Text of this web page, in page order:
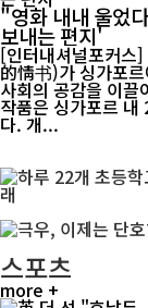
"영화 내내 울었
보내는 편지'
[인터내셔널포커스
的情书)가 싱가포
사회의 공감을 이끌어내고 있다. 18일
작품은 싱가포르
다. 개...
스포츠
more +